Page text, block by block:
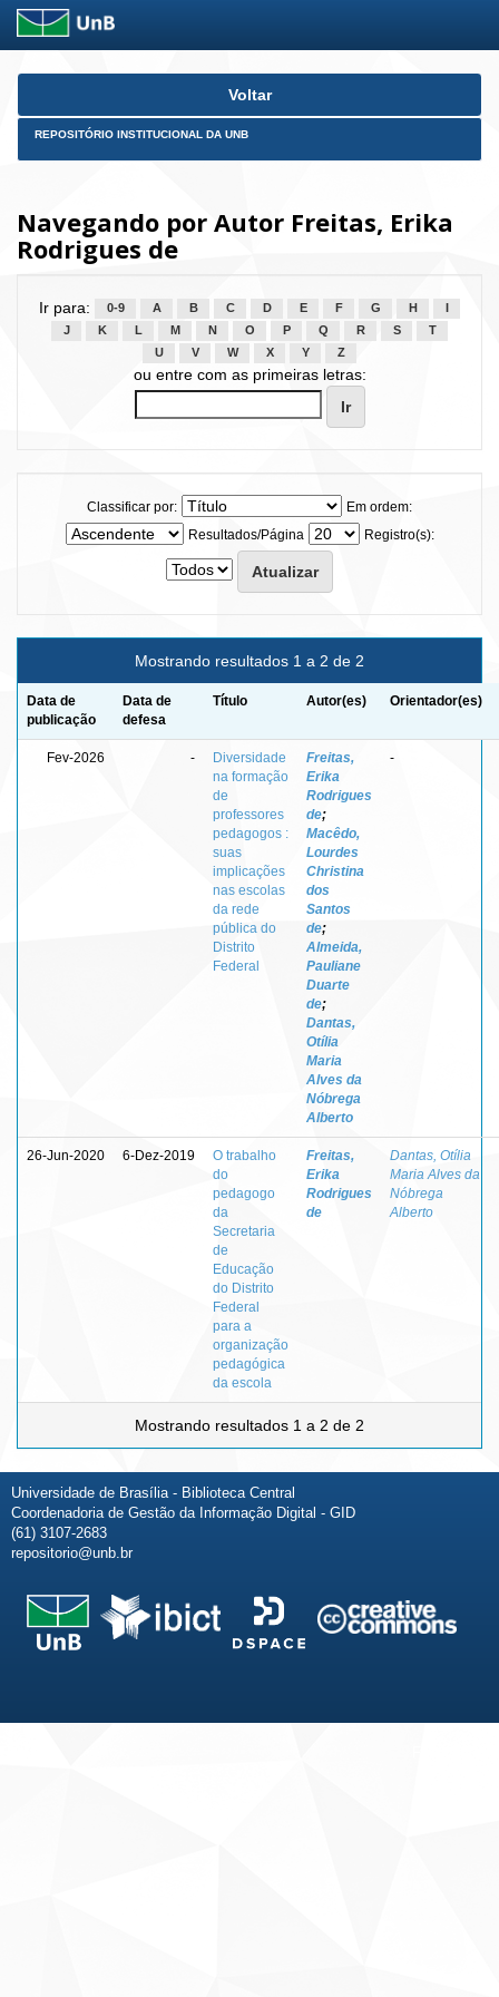
Skip
Voltar
REPOSITÓRIO INSTITUCIONAL DA UNB
Navegando por Autor Freitas, Erika
Rodrigues de
Ir para: 0-9 A B C D E F G H
J
K L M N O P Q R S
T
U
V W X Y Z
ou entre com as primeiras letras:
Classificar por:
Em ordem:
Resultados/Página
Registro(s):
Mostrando resultados 1 a 2 de 2
Data de
publicação
Data de
defesa
Título Autor(es) Orientador(es)
Fev-2026 -
Diversidade
na formação
de
professores
pedagogos :
suas
implicações
nas escolas
da rede
pública do
Distrito
Federal
Freitas,
Erika
Rodrigues
de;
Macêdo,
Lourdes
Christina
dos
Santos
de;
Almeida,
Pauliane
Duarte
de;
Dantas,
Otília
Maria
Alves da
Nóbrega
Alberto
-
26-Jun-2020 6-Dez-2019
O trabalho
do
pedagogo
da
Secretaria
de
Educação
do Distrito
Federal
para a
organização
pedagógica
da escola
Freitas,
Erika
Rodrigues
de
Dantas, Otília
Maria Alves da
Nóbrega
Alberto
Mostrando resultados 1 a 2 de 2
Universidade de Brasília - Biblioteca Central
Coordenadoria de Gestão da Informação Digital - GID
(61) 3107-2683
repositorio@unb.br